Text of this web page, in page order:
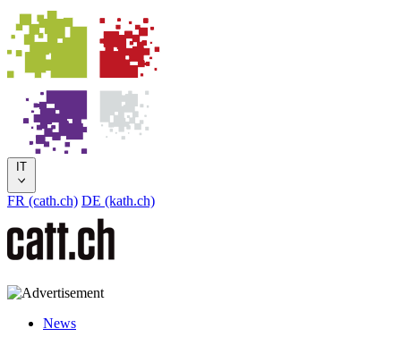
IT
FR (cath.ch) DE (kath.ch)
News